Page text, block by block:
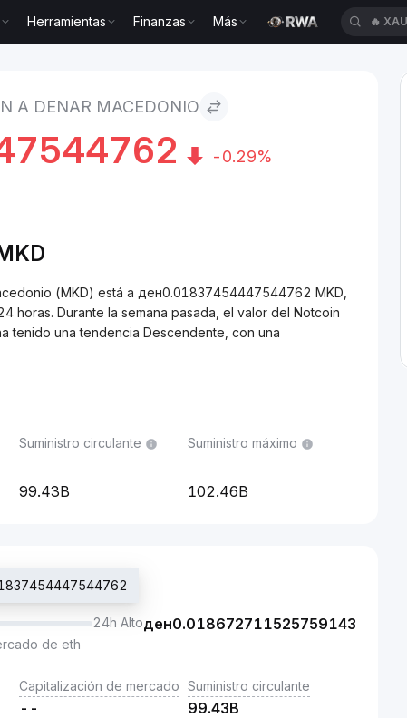
Herramientas Finanzas Más 🔥
A DENAR MACEDONIO
-0.29%
(MKD) está a ден0.01837454447544762 MKD,
horas. Durante la semana pasada, el valor del Notcoin
tenido una tendencia Descendente, con una
Suministro circulante
99.43B
Suministro máximo
102.46B
24h Altoден0.018672711525759143
de eth
Capitalización de mercado
--
Suministro circulante
99.43B